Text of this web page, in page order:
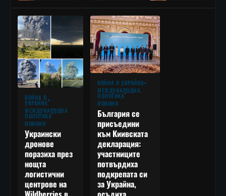
ВОЙНА В
УКРАЙНА
МЕЖДУНАРОДНА
ПОЛИТИКА
НОВИНИ
Украински
дронове
поразиха през
нощта
логистични
центрове на
ВОЙНА В УКРАЙНА
МЕЖДУНАРОДНА
ПОЛИТИКА
НОВИНИ
България се
присъедини
към Киивската
декларация:
участниците
потвърдиха
подкрепата си
за Украйна,